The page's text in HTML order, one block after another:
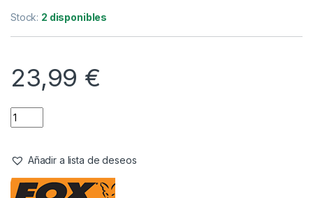
Camisetas
Fox Camiseta Khaki Indicator T – S
Referencia del Proveedor:
Stock:2 disponibles